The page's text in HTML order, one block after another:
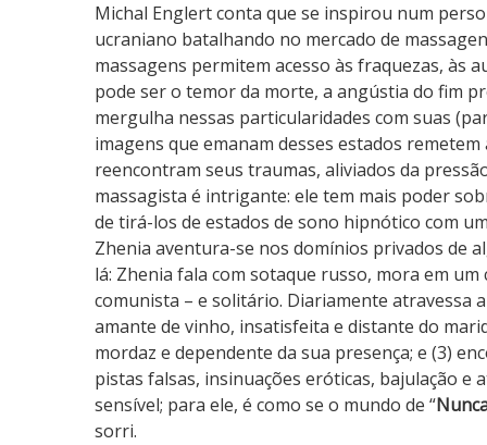
Michal Englert conta que se inspirou num
ucraniano batalhando no mercado de
massagens permitem acesso às fraquezas, às
pode ser o temor da morte, a angústia do fim
mergulha nessas particularidades com suas
imagens que emanam desses estados
reencontram seus traumas, aliviados da
massagista é intrigante: ele tem mais poder
de tirá-los de estados de sono hipnótico com
Zhenia aventura-se nos domínios privados de
lá: Zhenia fala com sotaque russo, mora em
comunista – e solitário. Diariamente atravessa
amante de vinho, insatisfeita e distante do
mordaz e dependente da sua presença; e (3)
pistas falsas, insinuações eróticas, bajulação e
sensível; para ele, é como se o mundo de “
sorri.